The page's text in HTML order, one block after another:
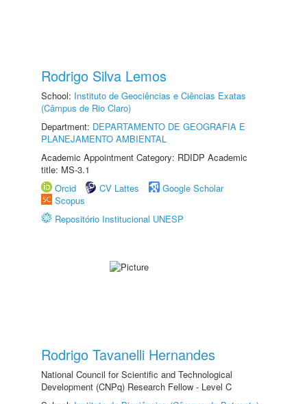
Rodrigo Silva Lemos
School: Instituto de Geociências e Ciências Exatas
(Câmpus de Rio Claro)
Department: DEPARTAMENTO DE GEOGRAFIA E
PLANEJAMENTO AMBIENTAL
Academic Appointment Category: RDIDP Academic
title: MS-3.1
Orcid
CV Lattes
Google Scholar
Scopus
Repositório Institucional UNESP
Rodrigo Tavanelli Hernandes
National Council for Scientific and Technological
Development (CNPq) Research Fellow - Level C